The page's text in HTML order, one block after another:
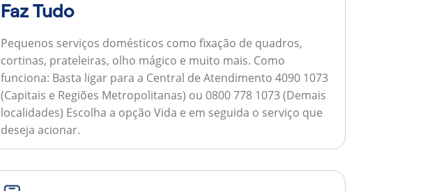
Faz Tudo
Pequenos serviços domésticos como fixação de quadros,
cortinas, prateleiras, olho mágico e muito mais. Como
funciona: Basta ligar para a Central de Atendimento 4090 1073
(Capitais e Regiões Metropolitanas) ou 0800 778 1073 (Demais
localidades) Escolha a opção Vida e em seguida o serviço que
deseja acionar.